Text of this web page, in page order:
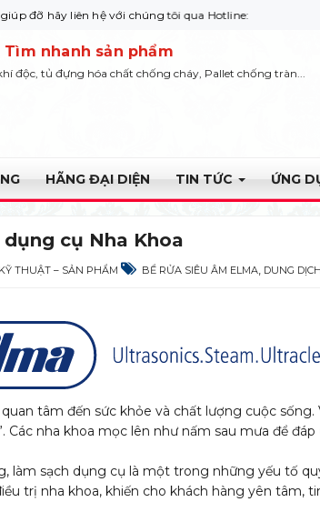
liên hệ với chúng tôi qua Hotline: 0932 664422
Tìm nhanh sản phẩm
độc, tủ đựng hóa chất chống cháy, Pallet chống tràn...
HÃNG ĐẠI DIỆN TIN TỨC ỨNG
cụ Nha Khoa
THUẬT – SẢN PHẨM BỂ RỬA SIÊU ÂM ELMA DUNG
tâm đến sức khỏe và chất lượng cuộc sống.
Các nha khoa mọc lên như nấm sau mưa để
làm sạch dụng cụ là một trong những yếu tố
trị nha khoa, khiến cho khách hàng yên tâm,